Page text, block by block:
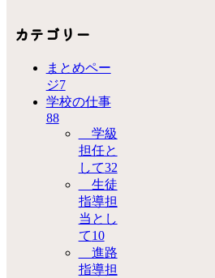
カテゴリー
まとめペー
ジ7
学校の仕事
88
学級
担任と
して32
生徒
指導担
当とし
て10
進路
指導担